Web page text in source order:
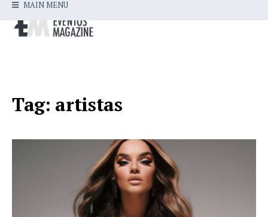
MAIN MENU
Tag: artistas